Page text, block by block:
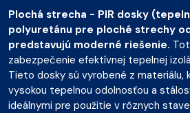
Plochá strecha - PIR dosky
polyuretánu pre ploché strechy
predstavujú moderné riešenie.
zabezpečenie efektívnej tepelnej
Tieto dosky sú vyrobené z materiálu,
vysokou tepelnou odolnosťou a
ideálnymi pre použitie v rôznych